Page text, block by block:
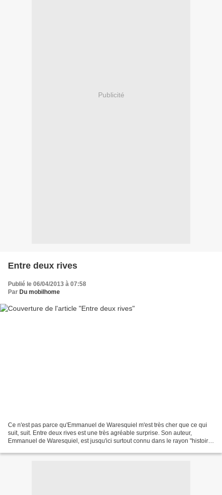
Publicité
Entre deux rives
Publié le 06/04/2013 à 07:58
Par Du mobilhome
Ce n'est pas parce qu'Emmanuel de Waresquiel m'est très cher que ce qui
suit, suit. Entre deux rives est une très agréable surprise. Son auteur,
Emmanuel de Waresquiel, est jusqu'ici surtout connu dans le rayon "histoire"